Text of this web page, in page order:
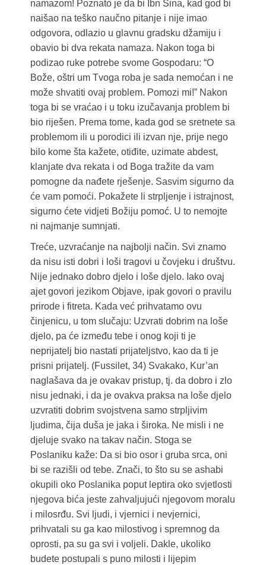
namazom! Poznato je da bi Ibn Sina, kad god bi
naišao na teško naučno pitanje i nije imao
odgovora, odlazio u glavnu gradsku džamiju i
obavio bi dva rekata namaza. Nakon toga bi
podizao ruke potrebe svome Gospodaru: “O
Bože, oštri um Tvoga roba je sada nemoćan i ne
može shvatiti ovaj problem. Pomozi mi!” Nakon
toga bi se vraćao i u toku izučavanja problem bi
bio riješen. Prema tome, kada god se sretnete sa
problemom ili u porodici ili izvan nje, prije nego
bilo kome šta kažete, otiđite, uzimate abdest,
klanjate dva rekata i od Boga tražite da vam
pomogne da nađete rješenje. Sasvim sigurno da
će vam pomoći. Pokažete li strpljenje i istrajnost,
sigurno ćete vidjeti Božiju pomoć. U to nemojte
ni najmanje sumnjati.
Treće, uzvraćanje na najbolji način. Svi znamo
da nisu isti dobri i loši tragovi u čovjeku i društvu.
Nije jednako dobro djelo i loše djelo. Iako ovaj
ajet govori jezikom Objave, ipak govori o pravilu
prirode i fitreta. Kada već prihvatamo ovu
činjenicu, u tom slučaju: Uzvrati dobrim na loše
djelo, pa će između tebe i onog koji ti je
neprijatelj bio nastati prijateljstvo, kao da ti je
prisni prijatelj. (Fussilet, 34) Svakako, Kur’an
naglašava da je ovakav pristup, tj. da dobro i zlo
nisu jednaki, i da je ovakva praksa na loše djelo
uzvratiti dobrim svojstvena samo strpljivim
ljudima, čija duša je jaka i široka. Ne misli i ne
djeluje svako na takav način. Stoga se
Poslaniku kaže: Da si bio osor i gruba srca, oni
bi se razišli od tebe. Znači, to što su se ashabi
okupili oko Poslanika poput leptira oko svjetlosti
njegova bića jeste zahvaljujući njegovom moralu
i milosrđu. Svi ljudi, i vjernici i nevjernici,
prihvatali su ga kao milostivog i spremnog da
oprosti, pa su ga svi i voljeli. Dakle, ukoliko
budete postupali s puno milosti i lijepim